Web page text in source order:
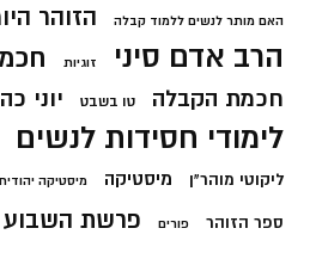
האם מותר לנשים ללמוד קבלה הזוהר
הרב אדם סיני זוגיות
חכמת הקבלה טו בשבט יוני
לימודי חסידות לנשים
ליקוטי מוהר"ן מיסטיקה מיסטיקה
ספר הזוהר פורים פרשת השבוע